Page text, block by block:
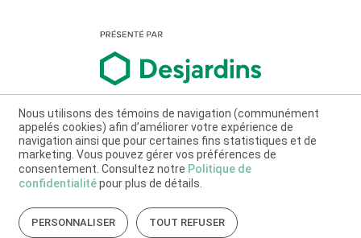
Nous utilisons des témoins de navigation (communément
appelés cookies) afin d’améliorer votre expérience de
navigation ainsi que pour certaines fins statistiques et de
marketing. Vous pouvez gérer vos préférences de
consentement. Consultez notre Politique de
confidentialitépour plus de détails.
PERSONNALISER TOUT REFUSER